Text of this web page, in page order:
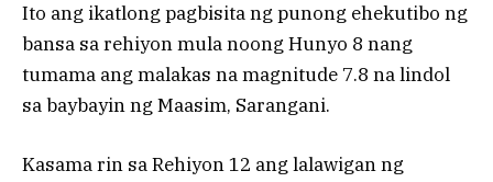
Ito ang ikatlong pagbisita ng punong ehekutibo ng
bansa sa rehiyon mula noong Hunyo 8 nang
tumama ang malakas na magnitude 7.8 na lindol
sa baybayin ng Maasim, Sarangani.
Kasama rin sa Rehiyon 12 ang lalawigan ng